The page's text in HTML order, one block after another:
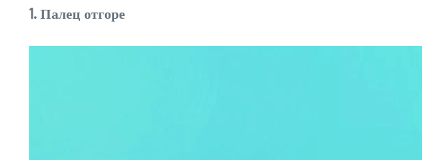
1. Палец отгоре